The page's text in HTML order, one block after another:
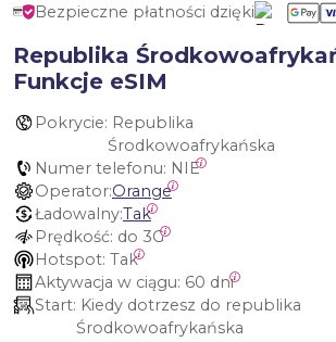
Bezpieczne płatności dzięki
Republika
Funkcje eSIM
Pokrycie:
Środkowoafrykańska
Numer telefonu: NIE
Operator:Orange
Ładowalny:Tak
Prędkość: do 3G
Hotspot: Tak
Aktywacja w ciągu: 60 dni
Start:
Środkowoafrykańska